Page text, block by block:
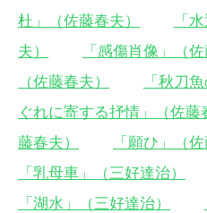
杜」（佐藤春夫）
「
夫）
「感傷肖像」（佐
（佐藤春夫）
「秋刀
ぐれに寄する抒情」（佐藤
藤春夫）
「願ひ」（佐
「乳母車」（三好達治）
「湖水」（三好達治）